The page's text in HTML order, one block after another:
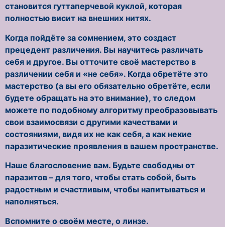
становится гуттаперчевой куклой, которая
полностью висит на внешних нитях.
Когда пойдёте за сомнением, это создаст
прецедент различения. Вы научитесь различать
себя и другое. Вы отточите своё мастерство в
различении себя и «не себя». Когда обретёте это
мастерство (а вы его обязательно обретёте, если
будете обращать на это внимание), то следом
можете по подобному алгоритму преобразовывать
свои взаимосвязи с другими качествами и
состояниями, видя их не как себя, а как некие
паразитические проявления в вашем пространстве.
Наше благословение вам. Будьте свободны от
паразитов – для того, чтобы стать собой, быть
радостным и счастливым, чтобы напитываться и
наполняться.
Вспомните о своём месте, о линзе.